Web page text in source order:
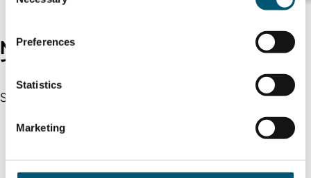
e
S
Preferences
Statistics
Marketing
NRW州が選ばれる最大の理由 - 3D
で探ってみましょう！
Start 3D-special